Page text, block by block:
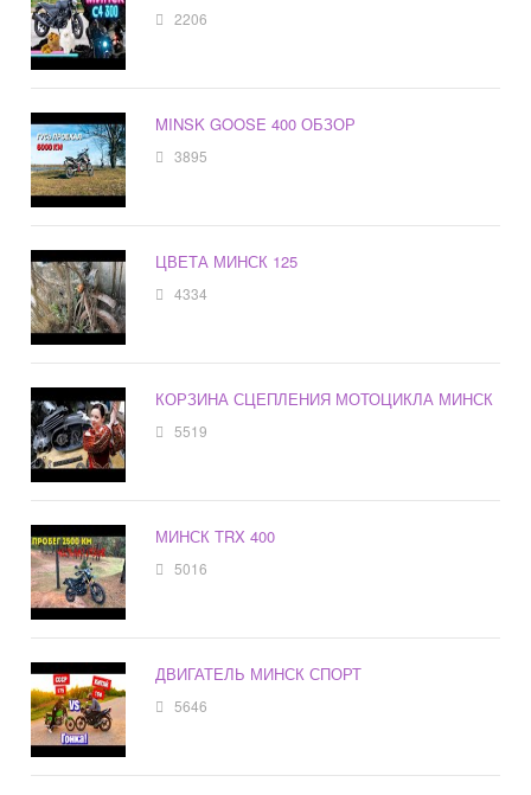
2206
MINSK GOOSE 400 ОБЗОР
3895
ЦВЕТА МИНСК 125
4334
КОРЗИНА СЦЕПЛЕНИЯ МОТОЦИКЛА МИНСК
5519
МИНСК TRX 400
5016
ДВИГАТЕЛЬ МИНСК СПОРТ
5646